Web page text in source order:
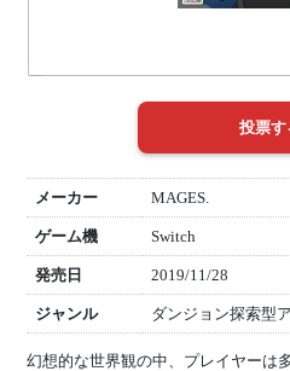
メーカー MAGES.
ゲーム機 Switch
発売日 2019/11/28
ジャンル ダンジョン探索型
幻想的な世界観の中、プレイヤーは